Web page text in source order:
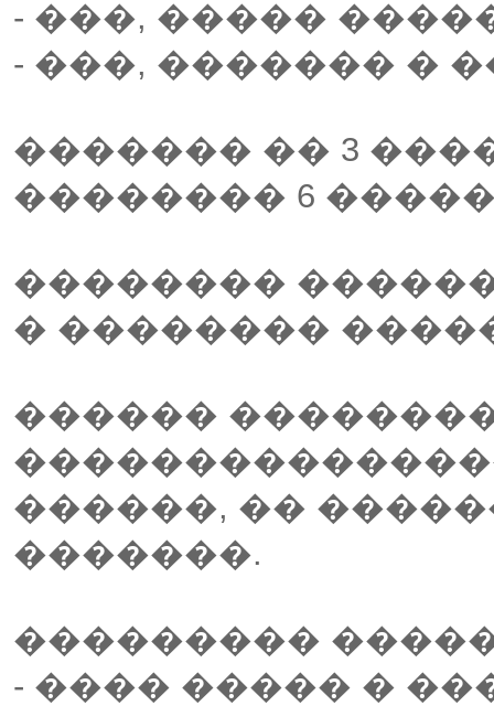
- ���, �����
- ���, ������� �
������� �� 3
�������� 6
��������
� ��������
������
������, ��
�������.
���������
- ���� ����� �